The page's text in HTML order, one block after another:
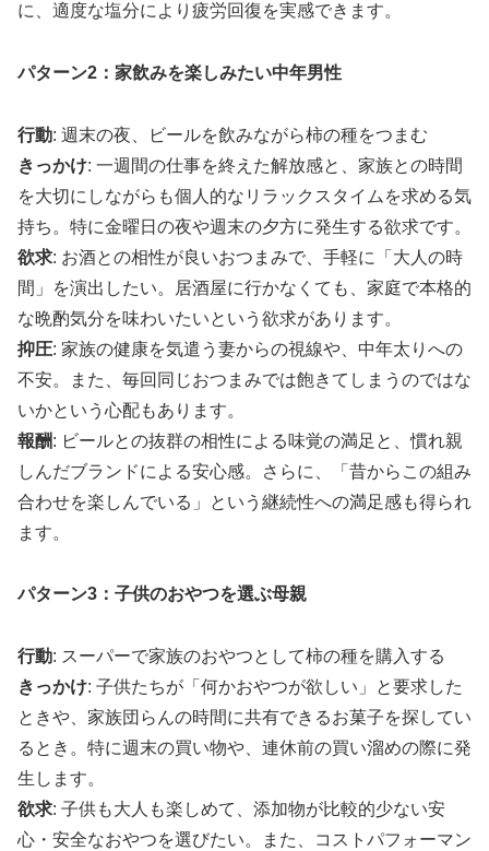
に、適度な塩分により疲労回復を実感できます。
パターン2：家飲みを楽しみたい中年男性
行動: 週末の夜、ビールを飲みながら柿の種をつまむ
きっかけ: 一週間の仕事を終えた解放感と、家族との時間
を大切にしながらも個人的なリラックスタイムを求める気
持ち。特に金曜日の夜や週末の夕方に発生する欲求です。
欲求: お酒との相性が良いおつまみで、手軽に「大人の時
間」を演出したい。居酒屋に行かなくても、家庭で本格的
な晩酌気分を味わいたいという欲求があります。
抑圧: 家族の健康を気遣う妻からの視線や、中年太りへの
不安。また、毎回同じおつまみでは飽きてしまうのではな
いかという心配もあります。
報酬: ビールとの抜群の相性による味覚の満足と、慣れ親
しんだブランドによる安心感。さらに、「昔からこの組み
合わせを楽しんでいる」という継続性への満足感も得られ
ます。
パターン3：子供のおやつを選ぶ母親
行動: スーパーで家族のおやつとして柿の種を購入する
きっかけ: 子供たちが「何かおやつが欲しい」と要求した
ときや、家族団らんの時間に共有できるお菓子を探してい
るとき。特に週末の買い物や、連休前の買い溜めの際に発
生します。
欲求: 子供も大人も楽しめて、添加物が比較的少ない安
心・安全なおやつを選びたい。また、コストパフォーマン